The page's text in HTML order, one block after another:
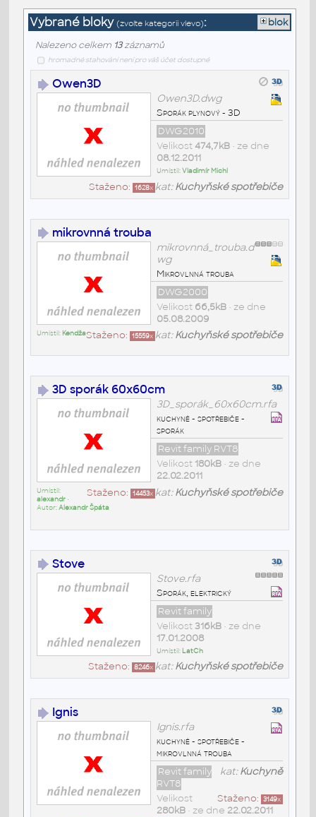
Vybrané bloky (zvolte kategorii vlevo): blok
Nalezeno celkem 13záznamů
hromadné stahování není pro váš účet dostupné
Owen3D
Owen3D.dwg
Sporák plynový - 3D
kat:Kuchyňské spotřebiče
DWG2010
Staženo: 1628x
Velikost 474,7kB• ze dne
08.12.2011
Umístil:Vladimír Michl
mikrovnná trouba
mikrovnná_trouba.d
wg
Mikrovlnná trouba
kat:Kuchyňské spotřebiče
DWG2000
Staženo: 15559x
Velikost 66,5kB• ze dne
05.08.2009
Umístil: Kendža
3D sporák 60x60cm
3D_sporák_60x60cm.rfa
kuchyně - spotřebiče -
sporák
kat:Kuchyňské spotřebiče
Revit family RVT8
Staženo: 14453x
Velikost 180kB• ze dne
22.02.2011
Umístil:
alexandr•
Autor:Alexandr Špáta
Stove
Stove.rfa
Sporák, elektrický
kat:Kuchyňské spotřebiče
Revit family
Staženo: 8246x
Velikost316kB• ze dne
17.01.2008
Umístil: LatCh
Ignis
Ignis.rfa
kuchyně - spotřebiče -
mikrovlnná trouba
kat:Kuchyně
Revit family
RVT8
Staženo: 3149x
Velikost
280kB• ze dne 22.02.2011